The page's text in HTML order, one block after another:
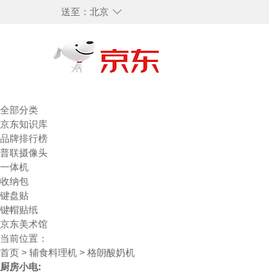
◇
送至： 北京
全部分类
京东知识库
品牌排行榜
普联摄像头
一体机
收纳包
键盘贴
键帽贴纸
京东美术馆
当前位置：
首页 > 辅食料理机 > 格朗酸奶机
厨房小电: